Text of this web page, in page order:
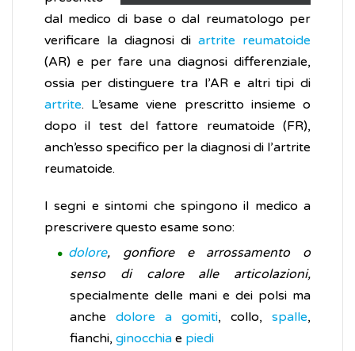
dal medico di base o dal reumatologo per
verificare la diagnosi diartrite reumatoide
(AR) e per fare una diagnosi differenziale,
ossia per distinguere tra l’AR e altri tipi di
artrite. L’esame viene prescritto insieme o
dopo il test del fattore reumatoide (FR),
anch’esso specifico per la diagnosi di l’artrite
reumatoide.
I segni e sintomi che spingono il medico a
prescrivere questo esame sono:
dolore, gonfiore e arrossamento o
senso di calore alle articolazioni,
specialmente delle mani e dei polsi ma
anche dolore a gomiti, collo, spalle,
fianchi, ginocchia e piedi